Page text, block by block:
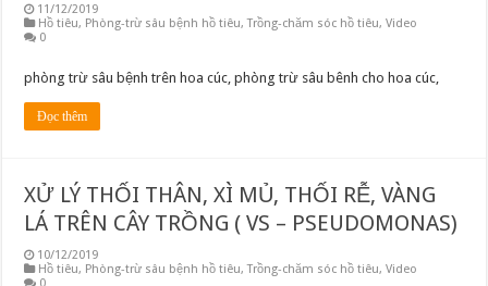
11/12/2019
Hồ tiêu, Phòng-trừ sâu bệnh hồ tiêu,Trồng-chăm sóc hồ tiêu,Video
0
phòng trừ sâu bệnh trên hoa cúc, phòng trừ sâu bênh cho hoa cúc,
Đọc thêm
XỬ LÝ THỐI THÂN, XÌ MỦ, THỐI RỄ, VÀNG
LÁ TRÊN CÂY TRỒNG ( VS – PSEUDOMONAS)
10/12/2019
Hồ tiêu, Phòng-trừ sâu bệnh hồ tiêu,Trồng-chăm sóc hồ tiêu,Video
0